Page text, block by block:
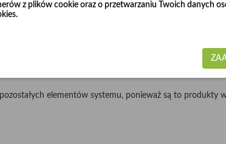
grubości 2 mm i 3 mm w średnicach od Ø120 do Ø1000.
są w naszej ofercie.
elementów systemu, ponieważ są to produkty
z plików cookie oraz o przetwarzaniu Twoich danych